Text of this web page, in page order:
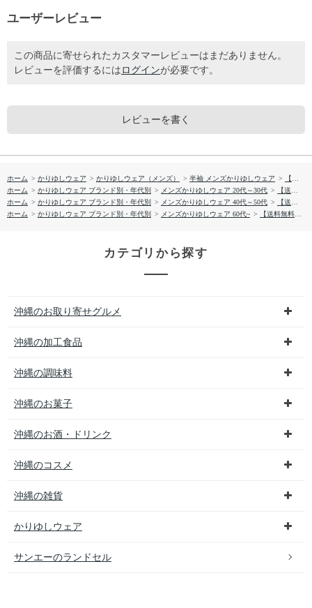
ユーザーレビュー
この商品に寄せられたカスタマーレビューはまだありません。
レビューを評価するには ログインが必要です。
レビューを書く
ホーム > かりゆしウェア > かりゆしウェア（メンズ） > 半袖 メンズかりゆしウェア >
【送料無料】ウエストアイランド柄 かりゆしウェア GEM15013S
ホーム > かりゆしウェア ブランド別・年代別 > メンズかりゆしウェア 20代～30代 >
【送料無料】ウエストアイランド柄 かりゆしウェア GEM15013S
ホーム > かりゆしウェア ブランド別・年代別 > メンズかりゆしウェア 40代～50代 >
【送料無料】ウエストアイランド柄 かりゆしウェア GEM15013S
ホーム > かりゆしウェア ブランド別・年代別 > メンズかりゆしウェア 60代~ > 【送料無料】ウエストアイランド柄 かりゆしウェア GEM15013S
カテゴリから探す
沖縄のお取り寄せグルメ
沖縄の加工食品
沖縄の調味料
沖縄のお菓子
沖縄のお酒・ドリンク
沖縄のコスメ
沖縄の雑貨
かりゆしウェア
サンエーのランドセル